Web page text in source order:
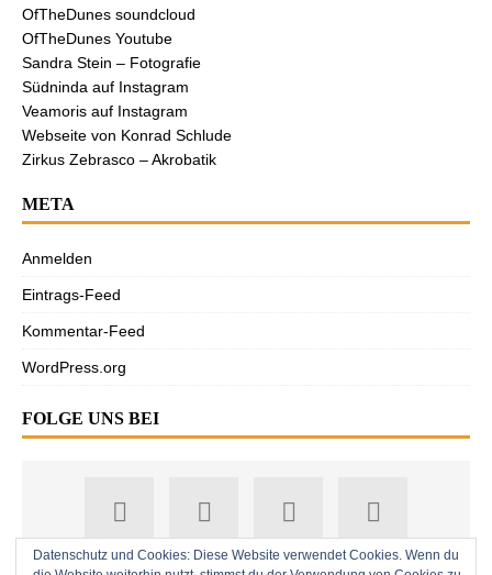
OfTheDunes soundcloud
OfTheDunes Youtube
Sandra Stein – Fotografie
Südninda auf Instagram
Veamoris auf Instagram
Webseite von Konrad Schlude
Zirkus Zebrasco – Akrobatik
META
Anmelden
Eintrags-Feed
Kommentar-Feed
WordPress.org
FOLGE UNS BEI
Datenschutz und Cookies: Diese Website verwendet Cookies. Wenn du